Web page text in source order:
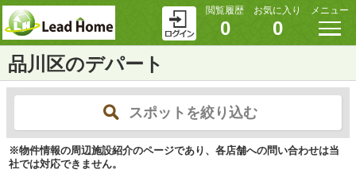
閲覧履歴
0
お気に入り
0
メニュー
品川区のデパート
スポットを絞り込む
※物件情報の周辺施設紹介のページであり、各店舗への問い合わせは当
社では対応できません。